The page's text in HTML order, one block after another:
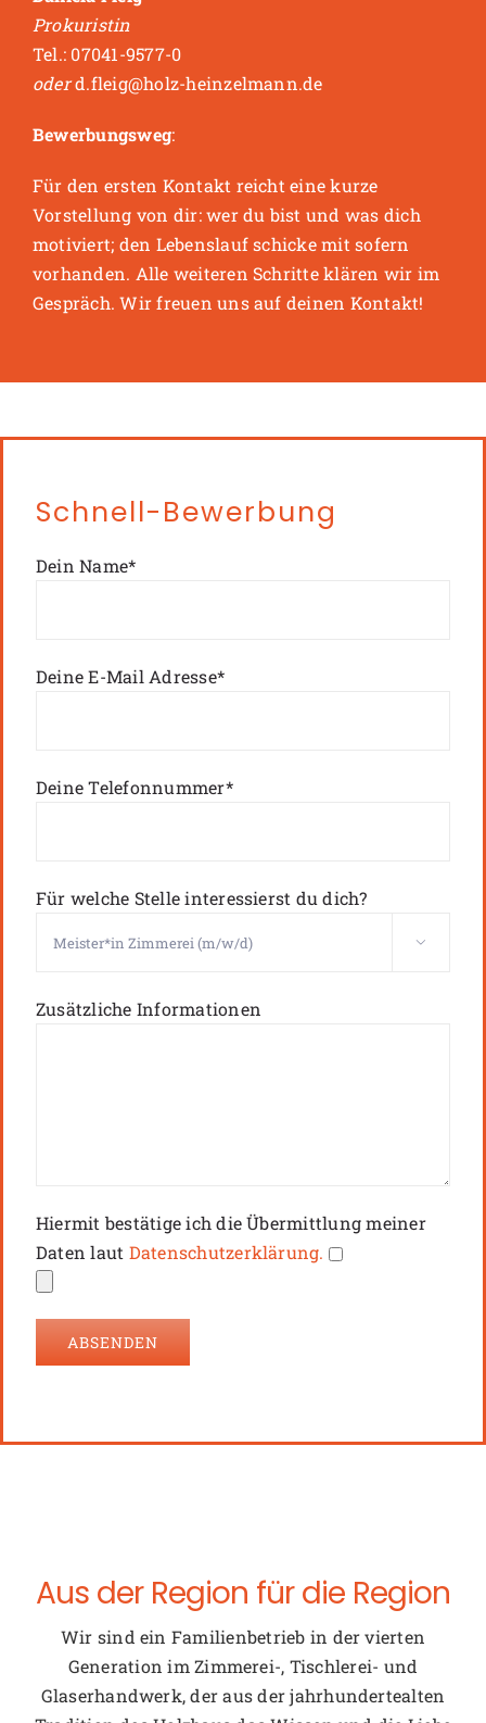
Prokuristin
Tel.: 07041-9577-0
oderd.fleig@holz-heinzelmann.de
Bewerbungsweg:
Für den ersten Kontakt reicht eine kurze
Vorstellung von dir: wer du bist und was dich
motiviert; den Lebenslauf schicke mit sofern
vorhanden. Alle weiteren Schritte klären wir im
Gespräch. Wir freuen uns auf deinen Kontakt!
Schnell-Bewerbung
Dein Name*
Deine E-Mail Adresse*
Deine Telefonnummer*
Für welche Stelle interessierst du dich?
Zusätzliche Informationen
Hiermit bestätige ich die Übermittlung meiner
Daten laut Datenschutzerklärung.
Aus der Region für die Region
Wir sind ein Familienbetrieb in der vierten
Generation im Zimmerei-, Tischlerei- und
Glaserhandwerk, der aus der jahrhundertealten
Tradition des Holzbaus das Wissen und die Liebe